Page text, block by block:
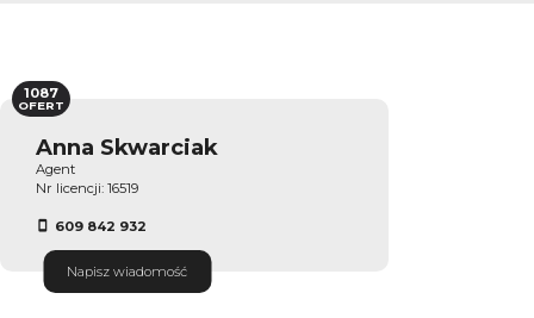
Anna Skwarciak
Agent
Nr licencji: 16519
609 842 932
Napisz wiadomość
1087
OFERT